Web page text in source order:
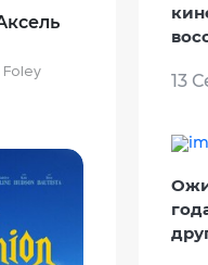
Foley 13